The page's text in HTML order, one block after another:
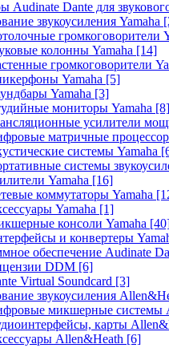
Audinate Dante для
звукоусиления Yamaha
громкоговорители
колонны Yamaha [14]
громкоговорители
Yamaha [5]
Yamaha [3]
мониторы Yamaha [8]
усилители
матричные
системы Yamaha
системы
Yamaha [16]
коммутаторы Yamaha
Yamaha [1]
консоли Yamaha
и конвертеры
обеспечение Audinate
DDM [6]
Virtual Soundcard [3]
звукоусиления
микшерные системы
карты
Allen&Heath [6]